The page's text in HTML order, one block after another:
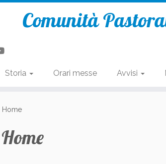
Comunità
Storia Orari messe Avvisi
Home